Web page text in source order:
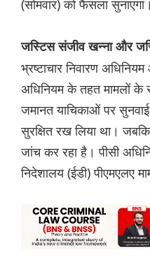
(सोमवार) को फैसला सुनाएगा।
जस्टिस संजीव खन्ना और
भ्रष्टाचार निवारण
अधिनियम के तहत मामलों के
जमानत याचिकाओं पर
सुरक्षित रख लिया था।
जांच कर रहा है। पीसी
निदेशालय (ईडी) पीएमएलए